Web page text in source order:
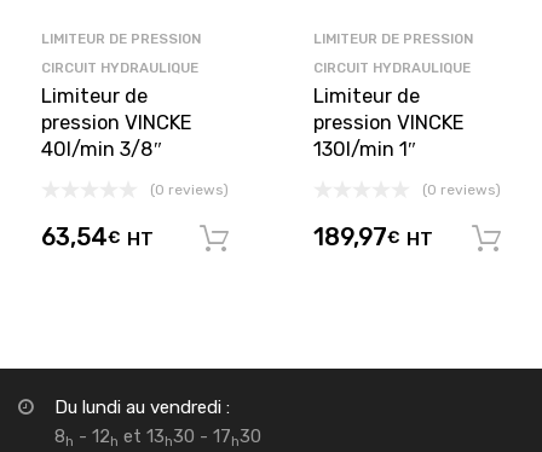
LIMITEUR DE PRESSION
CIRCUIT HYDRAULIQUE
Limiteur de
pression VINCKE
40l/min 3/8″
(0 reviews)
63,54€ HT Ajouter au panier
LIMITEUR DE PRESSION
CIRCUIT HYDRAULIQUE
Limiteur de
pression VINCKE
130l/min 1″
(0 reviews)
189,97€ HT
Du lundi au vendredi :
8h - 12h et 13h30 - 17h30